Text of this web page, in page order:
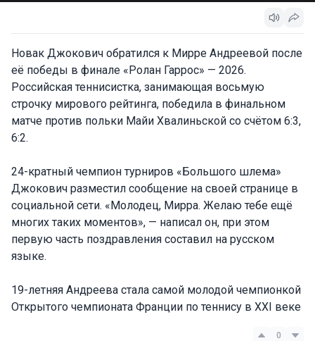
Новак Джокович обратился к Мирре Андреевой после
её победы в финале «Ролан Гаррос» — 2026.
Российская теннисистка, занимающая восьмую
строчку мирового рейтинга, победила в финальном
матче против польки Майи Хвалиньской со счётом 6:3,
6:2.
24-кратный чемпион турниров «Большого шлема»
Джокович разместил сообщение на своей странице в
социальной сети. «Молодец, Мирра. Желаю тебе ещё
многих таких моментов», — написал он, при этом
первую часть поздравления составил на русском
языке.
19-летняя Андреева стала самой молодой чемпионкой
Открытого чемпионата Франции по теннису в XXI веке
0